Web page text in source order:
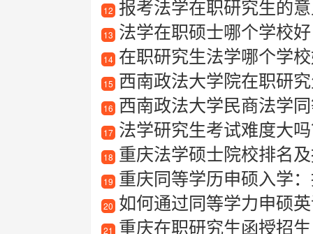
12 报考法学在职研究生的
13 法学在职硕士哪个学校好
14 在职研究生法学哪个学
15 西南政法大学院在职研
16 西南政法大学民商法学
17 法学研究生考试难度大
18 重庆法学硕士院校排名
19 重庆同等学历申硕入学
20 如何通过同等学力申硕
21 重庆在职研究生函授招生